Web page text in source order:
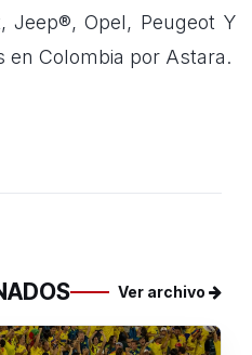
Jeep®, Opel, Peugeot Y
en Colombia por Astara.
Ver archivo